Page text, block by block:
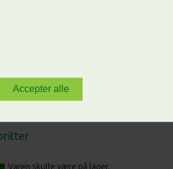
Varen skulle være på lager.